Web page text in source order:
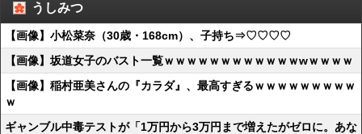
うしみつ
【画像】小松菜奈（30歳・168cm）、子持ち⇒♡♡♡♡
【画像】坂道女子のバスト一覧ｗｗｗｗｗｗｗｗｗｗｗｗwｗｗｗｗ
【画像】稲村亜美さんの『カラダ』、最高すぎるｗｗｗｗｗｗｗｗｗ
ｗ
ギャンブル中毒テストが「1万円から3万円まで増えたがゼロに。あな